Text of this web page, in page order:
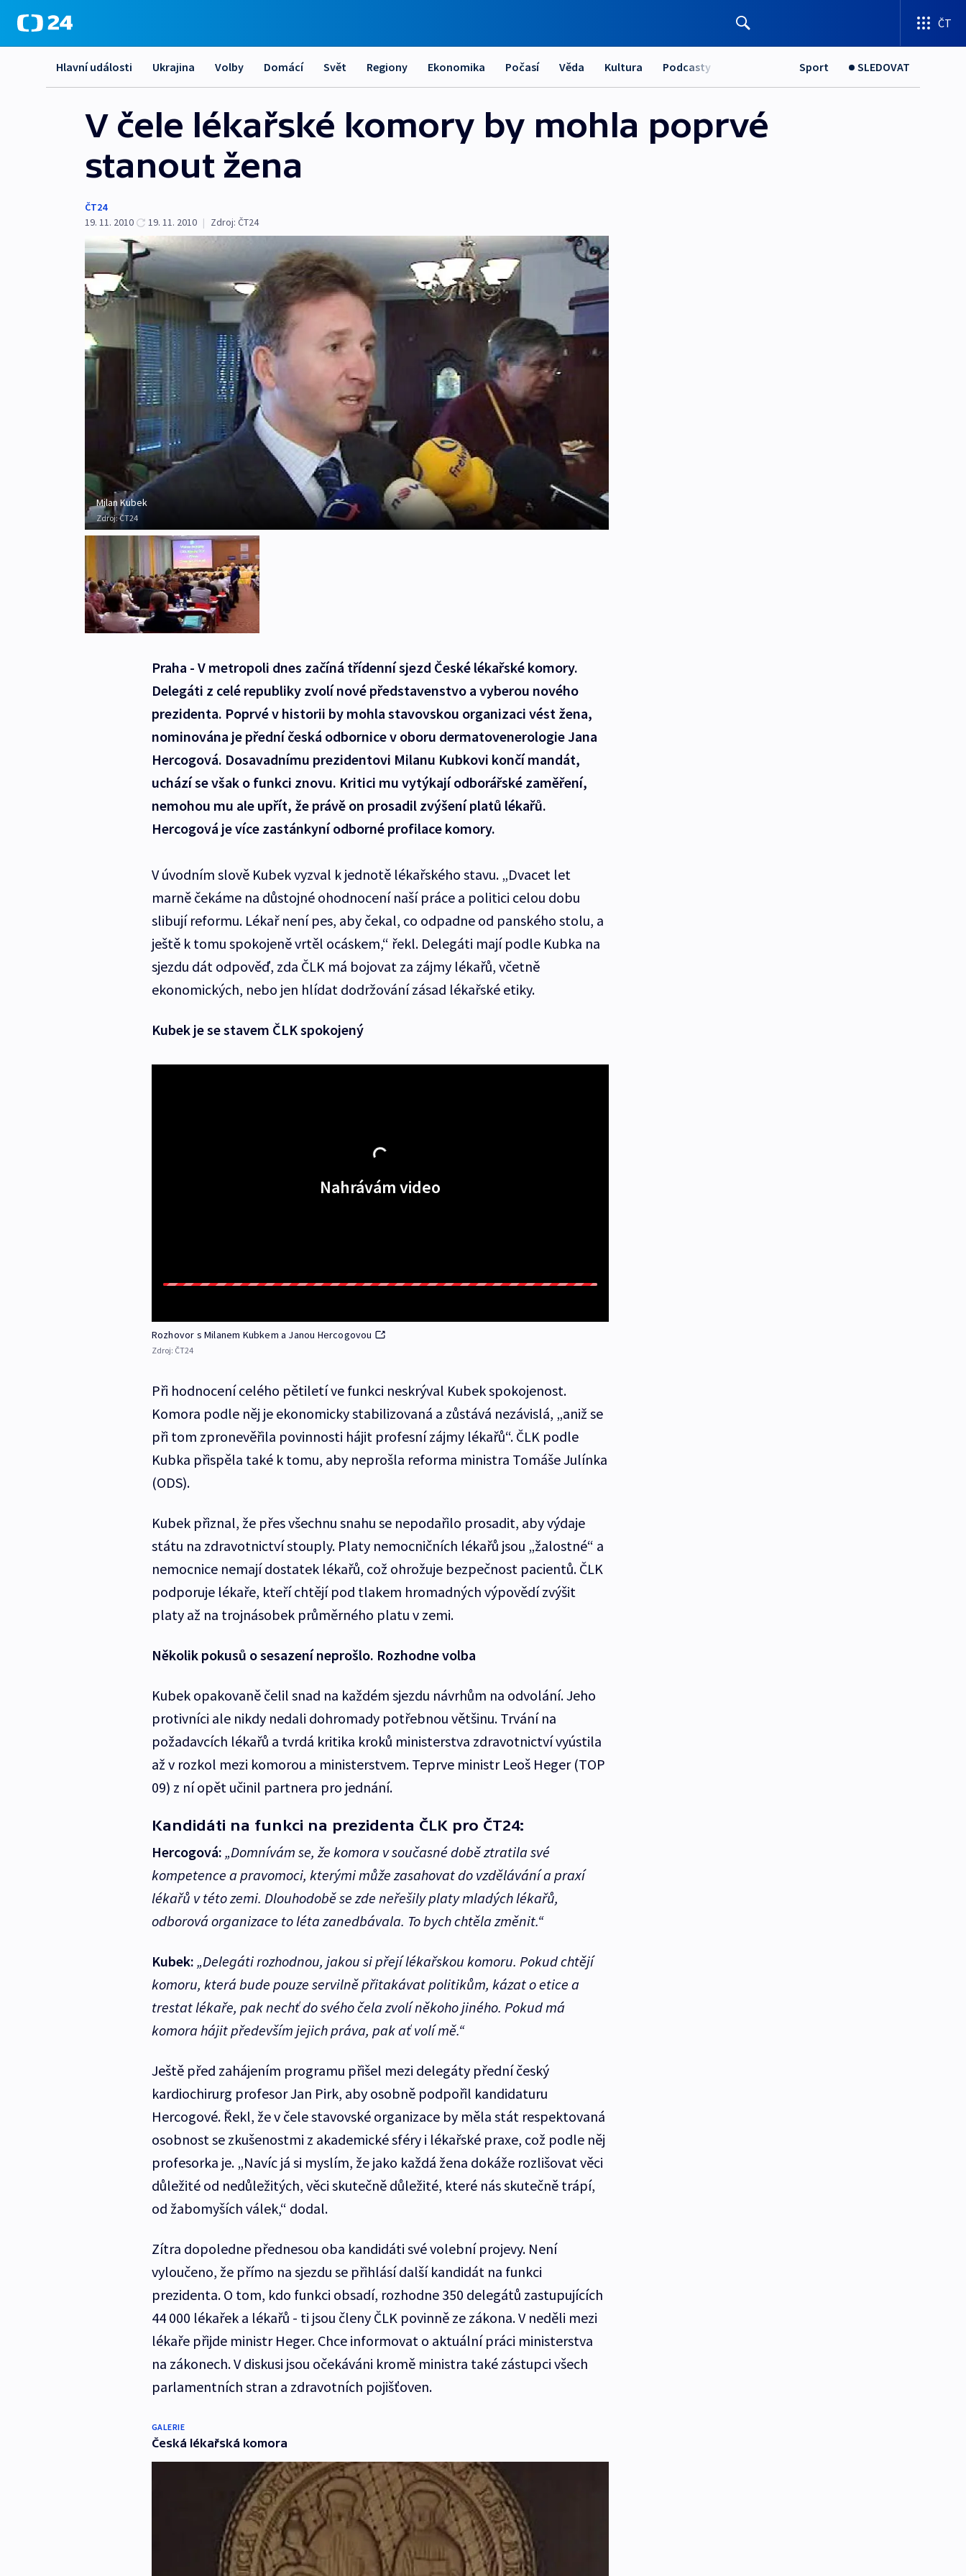
ČT
Hlavní události Ukrajina Volby Domácí Svět Regiony Ekonomika Počasí Věda Kultura Podcasty Sport SLEDOVAT
V čele lékařské komory by mohla poprvé
stanout žena
ČT24
19. 11. 2010
19. 11. 2010 | Zdroj: ČT24
Milan Kubek
Zdroj:ČT24
Praha - V metropoli dnes začíná třídenní sjezd České lékařské komory.
Delegáti z celé republiky zvolí nové představenstvo a vyberou nového
prezidenta. Poprvé v historii by mohla stavovskou organizaci vést žena,
nominována je přední česká odbornice v oboru dermatovenerologie Jana
Hercogová. Dosavadnímu prezidentovi Milanu Kubkovi končí mandát,
uchází se však o funkci znovu. Kritici mu vytýkají odborářské zaměření,
nemohou mu ale upřít, že právě on prosadil zvýšení platů lékařů.
Hercogová je více zastánkyní odborné profilace komory.
V úvodním slově Kubek vyzval k jednotě lékařského stavu. „Dvacet let
marně čekáme na důstojné ohodnocení naší práce a politici celou dobu
slibují reformu. Lékař není pes, aby čekal, co odpadne od panského stolu, a
ještě k tomu spokojeně vrtěl ocáskem,“ řekl. Delegáti mají podle Kubka na
sjezdu dát odpověď, zda ČLK má bojovat za zájmy lékařů, včetně
ekonomických, nebo jen hlídat dodržování zásad lékařské etiky.
Kubek je se stavem ČLK spokojený
Nahrávám video
Rozhovor s Milanem Kubkem a Janou Hercogovou
Zdroj: ČT24
Při hodnocení celého pětiletí ve funkci neskrýval Kubek spokojenost.
Komora podle něj je ekonomicky stabilizovaná a zůstává nezávislá, „aniž se
při tom zpronevěřila povinnosti hájit profesní zájmy lékařů“. ČLK podle
Kubka přispěla také k tomu, aby neprošla reforma ministra Tomáše Julínka
(ODS).
Kubek přiznal, že přes všechnu snahu se nepodařilo prosadit, aby výdaje
státu na zdravotnictví stouply. Platy nemocničních lékařů jsou „žalostné“ a
nemocnice nemají dostatek lékařů, což ohrožuje bezpečnost pacientů. ČLK
podporuje lékaře, kteří chtějí pod tlakem hromadných výpovědí zvýšit
platy až na trojnásobek průměrného platu v zemi.
Několik pokusů o sesazení neprošlo. Rozhodne volba
Kubek opakovaně čelil snad na každém sjezdu návrhům na odvolání. Jeho
protivníci ale nikdy nedali dohromady potřebnou většinu. Trvání na
požadavcích lékařů a tvrdá kritika kroků ministerstva zdravotnictví vyústila
až v rozkol mezi komorou a ministerstvem. Teprve ministr Leoš Heger (TOP
09) z ní opět učinil partnera pro jednání.
Kandidáti na funkci na prezidenta ČLK pro ČT24:
Hercogová: „Domnívám se, že komora v současné době ztratila své
kompetence a pravomoci, kterými může zasahovat do vzdělávání a praxí
lékařů v této zemi. Dlouhodobě se zde neřešily platy mladých lékařů,
odborová organizace to léta zanedbávala. To bych chtěla změnit.“
Kubek: „Delegáti rozhodnou, jakou si přejí lékařskou komoru. Pokud chtějí
komoru, která bude pouze servilně přitakávat politikům, kázat o etice a
trestat lékaře, pak nechť do svého čela zvolí někoho jiného. Pokud má
komora hájit především jejich práva, pak ať volí mě.“
Ještě před zahájením programu přišel mezi delegáty přední český
kardiochirurg profesor Jan Pirk, aby osobně podpořil kandidaturu
Hercogové. Řekl, že v čele stavovské organizace by měla stát respektovaná
osobnost se zkušenostmi z akademické sféry i lékařské praxe, což podle něj
profesorka je. „Navíc já si myslím, že jako každá žena dokáže rozlišovat věci
důležité od nedůležitých, věci skutečně důležité, které nás skutečně trápí,
od žabomyších válek,“ dodal.
Zítra dopoledne přednesou oba kandidáti své volební projevy. Není
vyloučeno, že přímo na sjezdu se přihlásí další kandidát na funkci
prezidenta. O tom, kdo funkci obsadí, rozhodne 350 delegátů zastupujících
44 000 lékařek a lékařů - ti jsou členy ČLK povinně ze zákona. V neděli mezi
lékaře přijde ministr Heger. Chce informovat o aktuální práci ministerstva
na zákonech. V diskusi jsou očekáváni kromě ministra také zástupci všech
parlamentních stran a zdravotních pojišťoven.
GALERIE
Česká lékařská komora